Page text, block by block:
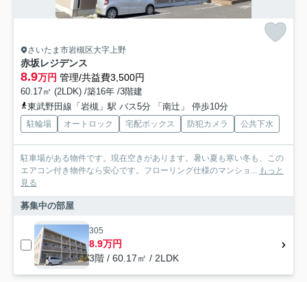
さいたま市岩槻区大字上野
赤坂レジデンス
8.9万円 管理/共益費3,500円
60.17㎡ (2LDK) /築16年 /3階建
東武野田線「岩槻」駅 バス5分 「南辻」 停歩10分
駐輪場 オートロック 宅配ボックス 防犯カメラ 公共下水
駐車場がある物件です。現在空きがあります。暑い夏も寒い冬も、この
エアコン付き物件なら安心です。フローリング仕様のマンショ... もっと
見る
募集中の部屋
305
8.9万円
3階 / 60.17㎡ / 2LDK